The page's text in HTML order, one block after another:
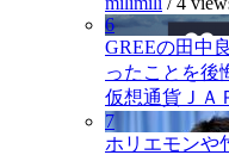
6
GREEの田中
ったことを後
仮想通貨ＪＡ
7
ホリエモンや